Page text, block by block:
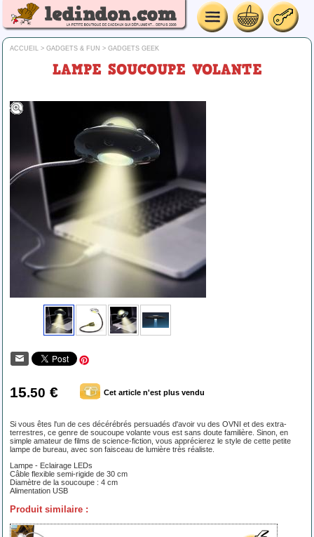
ACCUEIL > GADGETS & FUN > GADGETS GEEK
LAMPE SOUCOUPE VOLANTE
15.50 € Cet article n'est plus vendu
Si vous êtes l'un de ces décérébrés persuadés d'avoir vu des OVNI et des extra-
terrestres, ce genre de soucoupe volante vous est sans doute familière. Sinon, en
simple amateur de films de science-fiction, vous apprécierez le style de cette petite
lampe de bureau, avec son faisceau de lumière très réaliste.
Lampe - Eclairage LEDs
Câble flexible semi-rigide de 30 cm
Diamètre de la soucoupe : 4 cm
Alimentation USB
Produit similaire :